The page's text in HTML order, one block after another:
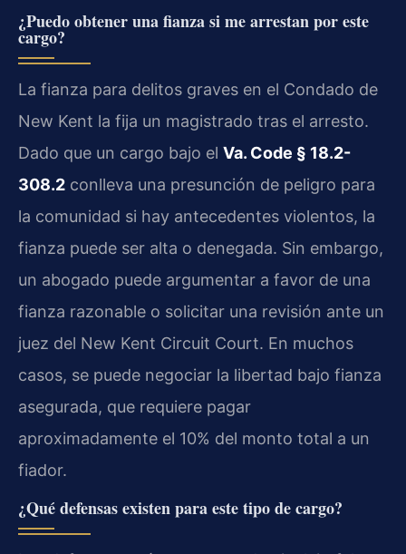
¿Puedo obtener una fianza si me arrestan por este
cargo?
La fianza para delitos graves en el Condado de
New Kent la fija un magistrado tras el arresto.
Dado que un cargo bajo el Va. Code § 18.2-
308.2 conlleva una presunción de peligro para
la comunidad si hay antecedentes violentos, la
fianza puede ser alta o denegada. Sin embargo,
un abogado puede argumentar a favor de una
fianza razonable o solicitar una revisión ante un
juez del New Kent Circuit Court. En muchos
casos, se puede negociar la libertad bajo fianza
asegurada, que requiere pagar
aproximadamente el 10% del monto total a un
fiador.
¿Qué defensas existen para este tipo de cargo?